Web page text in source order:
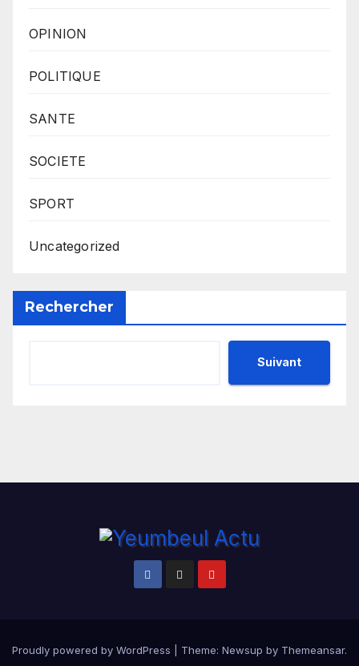
OPINION
POLITIQUE
SANTE
SOCIETE
SPORT
Uncategorized
Rechercher
Suivant
Proudly powered by WordPress Theme: Newsup by Themeansar.